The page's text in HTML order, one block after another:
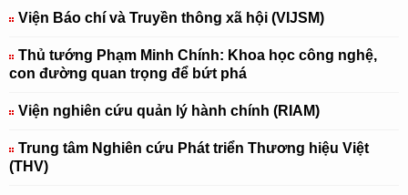
Viện Báo chí và Truyền thông xã hội (VIJSM)
Thủ tướng Phạm Minh Chính: Khoa học công nghệ,
con đường quan trọng để bứt phá
Viện nghiên cứu quản lý hành chính (RIAM)
Trung tâm Nghiên cứu Phát triển Thương hiệu Việt
(THV)